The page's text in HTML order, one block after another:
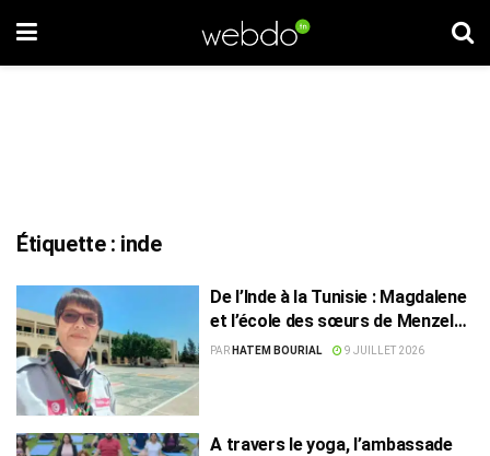
Étiquette : inde
De l’Inde à la Tunisie : Magdalene
et l’école des sœurs de Menzel
Bourguiba
PAR HATEM BOURIAL 9 JUILLET 2026
A travers le yoga, l’ambassade